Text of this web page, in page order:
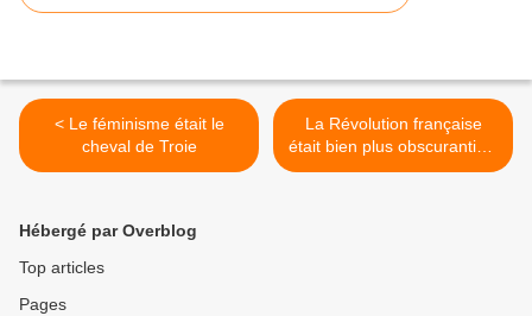
< Le féminisme était le
cheval de Troie
La Révolution française
était bien plus obscurantiste
que vous ne le pensez >
Hébergé par Overblog
Top articles
Pages